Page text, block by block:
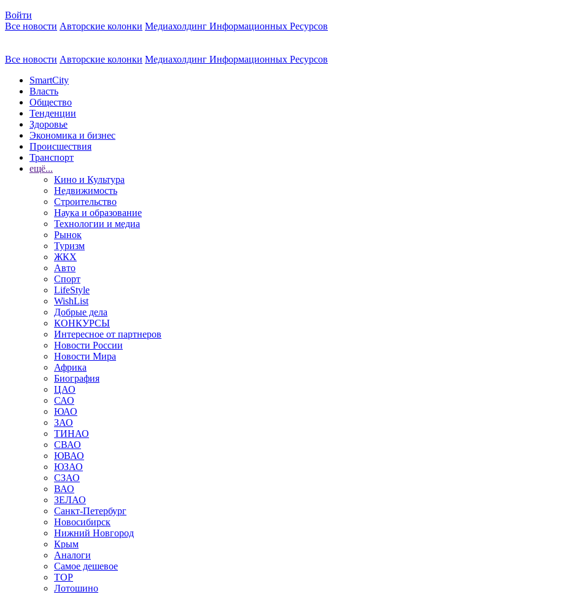
Войти
Все новости Авторские колонки Медиахолдинг Информационных Ресурсов
Все новости Авторские колонки Медиахолдинг Информационных Ресурсов
SmartCity
Власть
Общество
Тенденции
Здоровье
Экономика и бизнес
Происшествия
Транспорт
ещё...
Кино и Культура
Недвижимость
Строительство
Наука и образование
Технологии и медиа
Рынок
Туризм
ЖКХ
Авто
Спорт
LifeStyle
WishList
Добрые дела
КОНКУРСЫ
Интересное от партнеров
Новости России
Новости Мира
Африка
Биография
ЦАО
САО
ЮАО
ЗАО
ТИНАО
СВАО
ЮВАО
ЮЗАО
СЗАО
ВАО
ЗЕЛАО
Санкт-Петербург
Новосибирск
Нижний Новгород
Крым
Аналоги
Самое дешевое
TOP
Лотошино